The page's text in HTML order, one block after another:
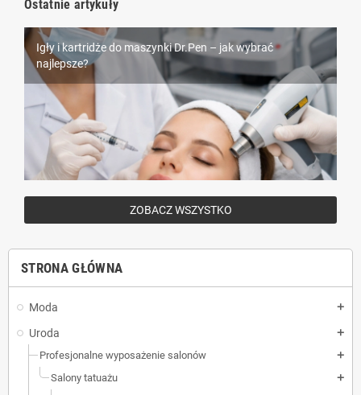
Ostatnie artykuły
Piercing – wszystko, co musisz wiedzieć przed
przekłuciem
Igły i kartridże do maszynki Dr.Pen – jak wybrać
najlepsze?
Rzęsy Nagaraku – dlaczego są tak popularne wśród
stylistek?
ZOBACZ WSZYSTKO
STRONA GŁÓWNA
Moda add
Uroda add
Profesjonalne wyposażenie salonów add
Salony tatuażu add